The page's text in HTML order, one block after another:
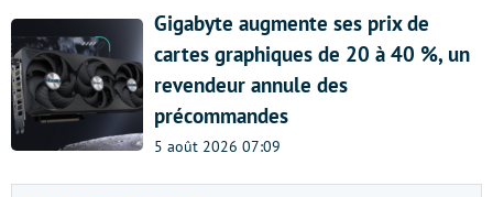
Gigabyte augmente ses prix de
cartes graphiques de 20 à 40 %, un
revendeur annule des
précommandes
5 août 2026 07:09